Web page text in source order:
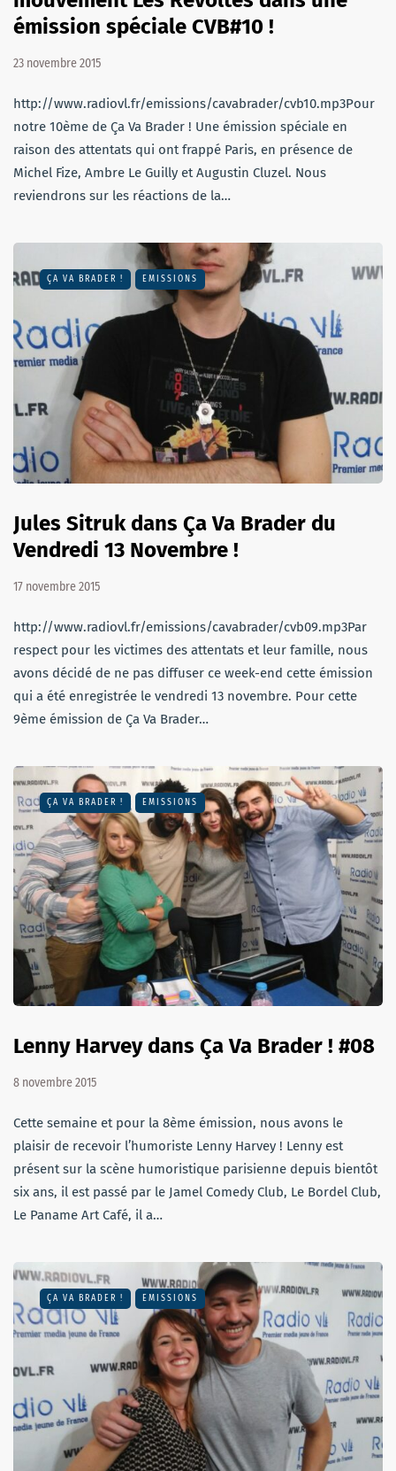
émission spéciale CVB#10 !
23 novembre 2015
http://www.radiovl.fr/emissions/cavabrader/cvb10.mp3Pour
notre 10ème de Ça Va Brader ! Une émission spéciale en
raison des attentats qui ont frappé Paris, en présence de
Michel Fize, Ambre Le Guilly et Augustin Cluzel. Nous
reviendrons sur les réactions de la…
ÇA VA BRADER ! EMISSIONS
Jules Sitruk dans Ça Va Brader du
Vendredi 13 Novembre !
17 novembre 2015
http://www.radiovl.fr/emissions/cavabrader/cvb09.mp3Par
respect pour les victimes des attentats et leur famille, nous
avons décidé de ne pas diffuser ce week-end cette émission
qui a été enregistrée le vendredi 13 novembre. Pour cette
9ème émission de Ça Va Brader…
ÇA VA BRADER ! EMISSIONS
Lenny Harvey dans Ça Va Brader ! #08
8 novembre 2015
Cette semaine et pour la 8ème émission, nous avons le
plaisir de recevoir l’humoriste Lenny Harvey ! Lenny est
présent sur la scène humoristique parisienne depuis bientôt
six ans, il est passé par le Jamel Comedy Club, Le Bordel Club,
Le Paname Art Café, il a…
ÇA VA BRADER ! EMISSIONS